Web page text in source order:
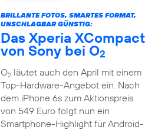
BRILLANTE FOTOS, SMARTES FORMAT,
UNSCHLAGBAR GÜNSTIG:
Das Xperia XCompact
von Sony bei O2
O2läutet auch den April mit einem
Top-Hardware-Angebot ein. Nach
dem iPhone 6s zum Aktionspreis
von 549 Euro folgt nun ein
Smartphone-Highlight für Android-